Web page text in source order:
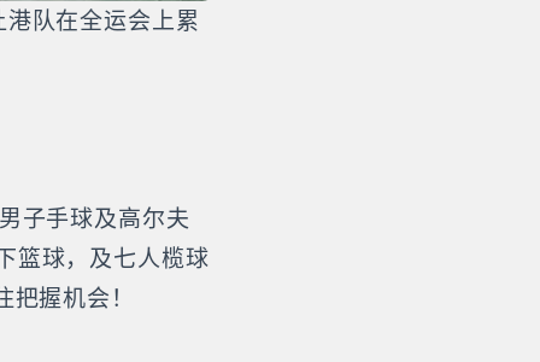
队在全运会上累
子手球及高尔夫
篮球，及七人榄球
握机会！